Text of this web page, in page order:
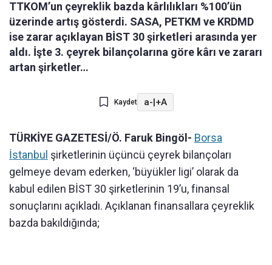
TTKOM’un çeyreklik bazda kârlılıkları %100’ün
üzerinde artış gösterdi. SASA, PETKM ve KRDMD
ise zarar açıklayan BİST 30 şirketleri arasında yer
aldı. İşte 3. çeyrek bilançolarına göre kârı ve zararı
artan şirketler…
Kaydet a-|+A
TÜRKİYE GAZETESİ/Ö. Faruk Bingöl- Borsa
İstanbul şirketlerinin üçüncü çeyrek bilançoları
gelmeye devam ederken, ‘büyükler ligi’ olarak da
kabul edilen BİST 30 şirketlerinin 19’u, finansal
sonuçlarını açıkladı. Açıklanan finansallara çeyreklik
bazda bakıldığında;